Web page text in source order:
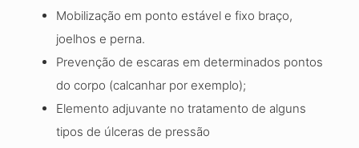
Mobilização em ponto estável e fixo braço,
joelhos e perna.
Prevenção de escaras em determinados pontos
do corpo (calcanhar por exemplo);
Elemento adjuvante no tratamento de alguns
tipos de úlceras de pressão